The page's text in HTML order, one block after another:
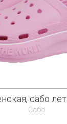
сабо
Сабо